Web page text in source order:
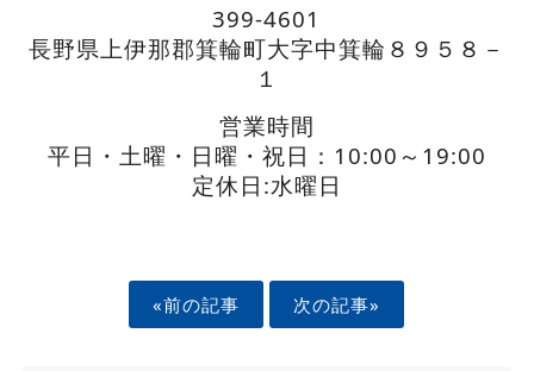
399-4601
長野県上伊那郡箕輪町大字中箕輪８９５８－
１
営業時間
平日・土曜・日曜・祝日：10:00～19:00
定休日:水曜日
«前の記事 次の記事»